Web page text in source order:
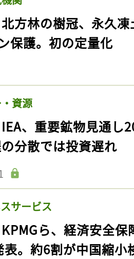
北方林の樹冠、永久
保護。初の定量化
資源
IEA、重要鉱物見通
分散では投資遅れ
サービス
KPMGら、経済安全
表。約6割が中国縮小